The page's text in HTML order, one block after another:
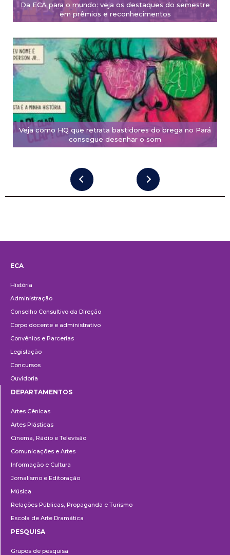
Da ECA para o mundo: veja os destaques do semestre
em prêmios e reconhecimentos
Veja como HQ que retrata bastidores do brega no Pará
consegue desenhar o som
ECA
História
Administração
Conselho Consultivo da Direção
Corpo docente e administrativo
Convênios e Parcerias
Legislação
Concursos
Ouvidoria
DEPARTAMENTOS
Artes Cênicas
Artes Plásticas
Cinema, Rádio e Televisão
Comunicações e Artes
Informação e Cultura
Jornalismo e Editoração
Música
Relações Públicas, Propaganda e Turismo
Escola de Arte Dramática
PESQUISA
Grupos de pesquisa